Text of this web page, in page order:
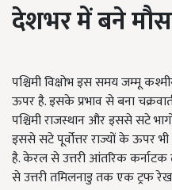
देशभर में बने
पश्चिमी विक्षोभ इस समय जम्मू
ऊपर है. इसके प्रभाव से बना
पश्चिमी राजस्थान और इससे सटे
इससे सटे पूर्वोत्तर राज्यों के ऊपर
है. केरल से उत्तरी आंतरिक कर्नाटक
से उत्तरी तमिलनाडु तक एक ट्रफ